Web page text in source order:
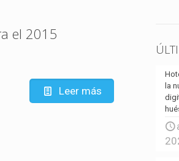
el 2015
Leer más
la